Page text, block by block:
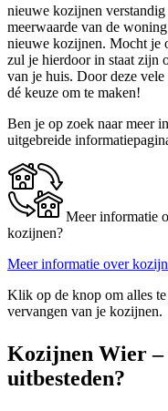
nieuwe kozijnen
meerwaarde van de
nieuwe kozijnen. Mocht je
zul je hierdoor in staat zijn
van je huis. Door deze
dé keuze om te maken!
Ben je op zoek naar meer
uitgebreide
Meer informatie
kozijnen?
Meer informatie over
Klik op de knop om alles
vervangen van je kozijnen.
Kozijnen Wier –
uitbesteden?